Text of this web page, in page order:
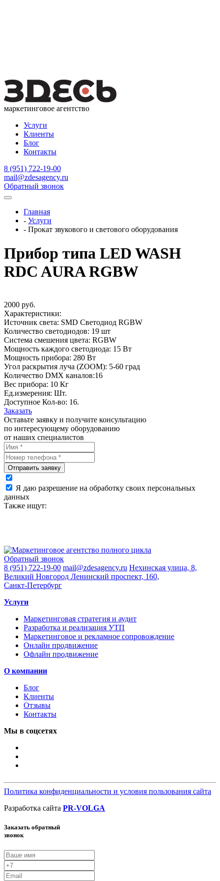
маркетинговое агентство
Услуги
Клиенты
Блог
Контакты
8 (951) 722-19-00
mail@zdesagency.ru
Обратный звонок
Главная
- Услуги
- Прокат звукового и светового оборудования
Прибор типа LED WASH
RDC AURA RGBW
2000 руб.
Характеристики:
Источник света: SMD Светодиод RGBW
Количество светодиодов: 19 шт
Система смешения цвета: RGBW
Мощность каждого светодиода: 15 Вт
Мощность прибора: 280 Вт
Угол раскрытия луча (ZOOM): 5-60 град
Количество DMX каналов:16
Вес прибора: 10 Кг
Ед.измерения: Шт.
Доступное Кол-во: 16.
Заказать
Оставьте заявку и получите консультацию
по интересующему оборудованию
от наших специалистов
Отправить заявку
Я даю разрешение на обработку своих персональных
данных
Также ищут:
Обратный звонок
8 (951) 722-19-00 mail@zdesagency.ru Нехинская улица, 8,
Великий Новгород Ленинский проспект, 160,
Санкт-Петербург
Услуги
Маркетинговая стратегия и аудит
Разработка и реализация УТП
Маркетинговое и рекламное сопровождение
Онлайн продвижение
Офлайн продвижение
О компании
Блог
Клиенты
Отзывы
Контакты
Мы в соцсетях
Политика конфиденциальности и условия пользования сайта
Разработка сайта PR-VOLGA
Заказать обратный
звонок